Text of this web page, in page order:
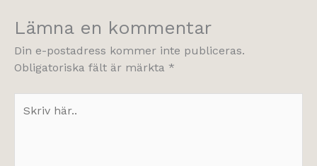
Lämna en kommentar
Din e-postadress kommer inte publiceras.
Obligatoriska fält är märkta *
här..